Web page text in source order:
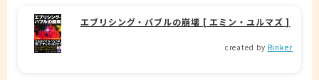
エブリシング・バブルの崩壊 [ エミン・ユルマズ ]
created by Rinker